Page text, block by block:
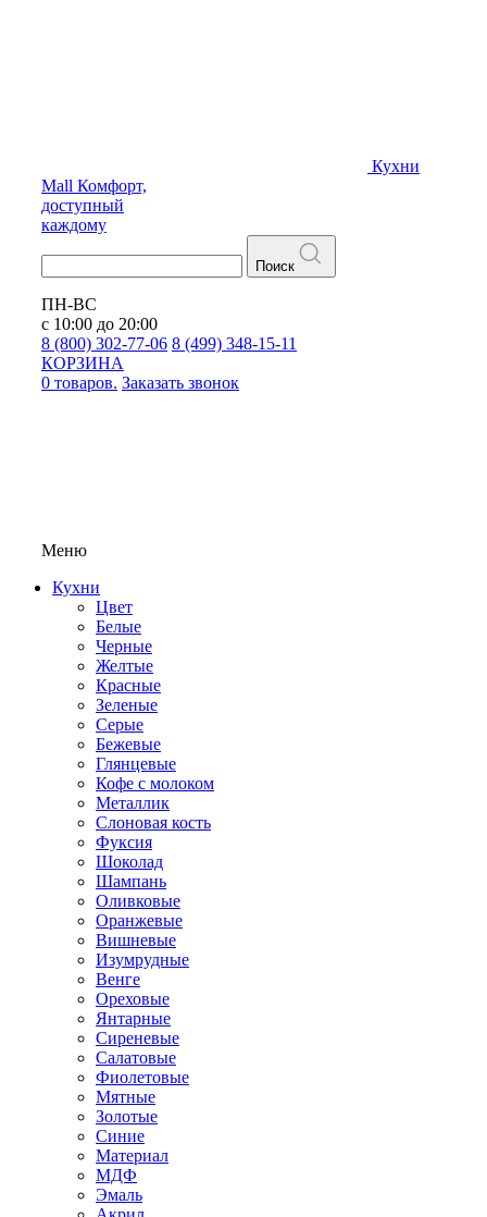
Кухни
Mall Комфорт,
доступный
каждому
Поиск
ПН-ВС
с 10:00 до 20:00
8 (800) 302-77-06 8 (499) 348-15-11
КОРЗИНА
0 товаров. Заказать звонок
Меню
Кухни
Цвет
Белые
Черные
Желтые
Красные
Зеленые
Серые
Бежевые
Глянцевые
Кофе с молоком
Металлик
Слоновая кость
Фуксия
Шоколад
Шампань
Оливковые
Оранжевые
Вишневые
Изумрудные
Венге
Ореховые
Янтарные
Сиреневые
Салатовые
Фиолетовые
Мятные
Золотые
Синие
Материал
МДФ
Эмаль